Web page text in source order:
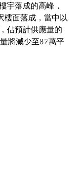
宇落成的高峰，
樓面落成，當中以
佔預計供應量的
將減少至82萬平